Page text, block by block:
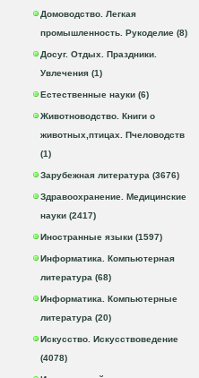
Домоводство. Легкая
промышленность. Рукоделие (8)
Досуг. Отдых. Праздники.
Увлечения (1)
Естественные науки (6)
Животноводство. Книги о
животных,птицах. Пчеловодств
(1)
Зарубежная литература (3676)
Здравоохранение. Медицинские
науки (2417)
Иностранные языки (1597)
Информатика. Компьютерная
литература (68)
Информатика. Компьютерные
литература (20)
Искусство. Искусствоведение
(4078)